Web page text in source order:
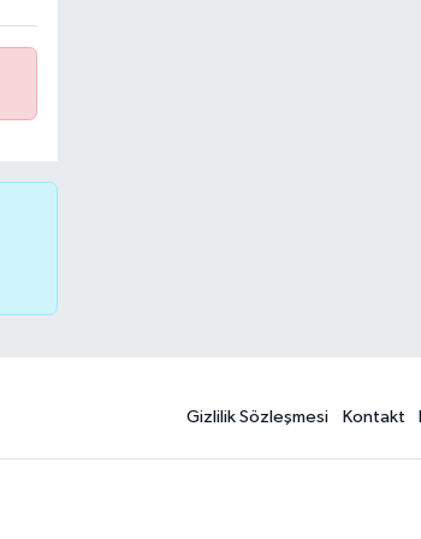
Gizlilik Sözleşmesi Kontakt